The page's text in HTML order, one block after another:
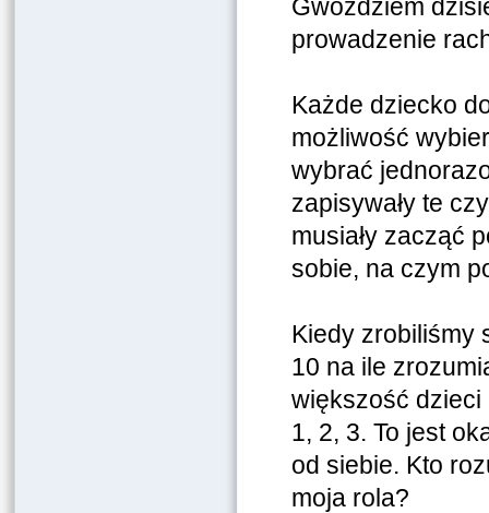
Gwoździem
prowadzenie
Każde dziecko
możliwość
wybrać
zapisywały te
musiały zacząć
sobie, na czym
Kiedy zrobiliśmy
10 na ile
większość dzieci
1, 2, 3. To jest
od siebie. Kto
moja rola?